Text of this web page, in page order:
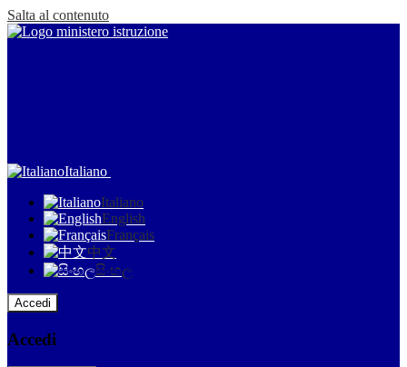
Salta al contenuto
Italiano
Italiano
English
Français
中文
සිංහල
Accedi
Accedi